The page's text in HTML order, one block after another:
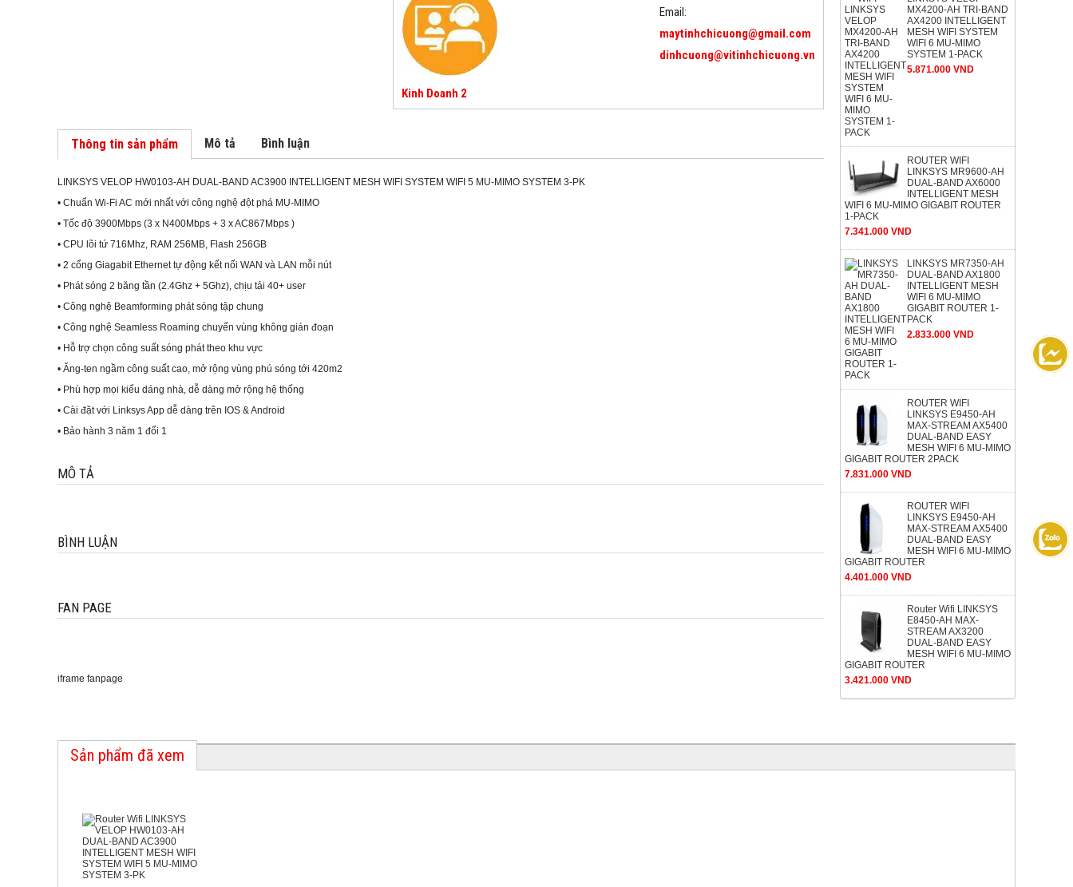
Kinh Doanh 2
Email:
maytinhchicuong@gmail.com
dinhcuong@vitinhchicuong.vn
Thông tin sản phẩm Mô tả Bình luận
LINKSYS VELOP HW0103-AH DUAL-BAND AC3900 INTELLIGENT MESH WIFI SYSTEM WIFI 5 MU-MIMO SYSTEM 3-PK
• Chuẩn Wi-Fi AC mới nhất với công nghệ đột phá MU-MIMO
• Tốc độ 3900Mbps (3 x N400Mbps + 3 x AC867Mbps )
• CPU lõi tứ 716Mhz, RAM 256MB, Flash 256GB
• 2 cổng Giagabit Ethernet tự động kết nối WAN và LAN mỗi nút
• Phát sóng 2 băng tần (2.4Ghz + 5Ghz), chịu tải 40+ user
• Công nghệ Beamforming phát sóng tập chung
• Công nghệ Seamless Roaming chuyển vùng không gián đoạn
• Hỗ trợ chọn công suất sóng phát theo khu vực
• Ăng-ten ngầm công suất cao, mở rộng vùng phú sóng tới 420m2
• Phù hợp mọi kiểu dáng nhà, dễ dàng mở rộng hệ thống
• Cài đặt với Linksys App dễ dàng trên IOS & Android
• Bảo hành 3 năm 1 đổi 1
MÔ TẢ
BÌNH LUẬN
FAN PAGE
iframe fanpage
MX4200-AH TRI-BAND
AX4200 INTELLIGENT
MESH WIFI SYSTEM
WIFI 6 MU-MIMO
SYSTEM 1-PACK
5.871.000 VND
ROUTER WIFI
LINKSYS MR9600-AH
DUAL-BAND AX6000
INTELLIGENT MESH
WIFI 6 MU-MIMO GIGABIT ROUTER
1-PACK
7.341.000 VND
LINKSYS MR7350-AH
DUAL-BAND AX1800
INTELLIGENT MESH
WIFI 6 MU-MIMO
GIGABIT ROUTER 1-
PACK
2.833.000 VND
ROUTER WIFI
LINKSYS E9450-AH
MAX-STREAM AX5400
DUAL-BAND EASY
MESH WIFI 6 MU-MIMO
GIGABIT ROUTER 2PACK
7.831.000 VND
ROUTER WIFI
LINKSYS E9450-AH
MAX-STREAM AX5400
DUAL-BAND EASY
MESH WIFI 6 MU-MIMO
GIGABIT ROUTER
4.401.000 VND
Router Wifi LINKSYS
E8450-AH MAX-
STREAM AX3200
DUAL-BAND EASY
MESH WIFI 6 MU-MIMO
GIGABIT ROUTER
3.421.000 VND
Sản phẩm đã xem